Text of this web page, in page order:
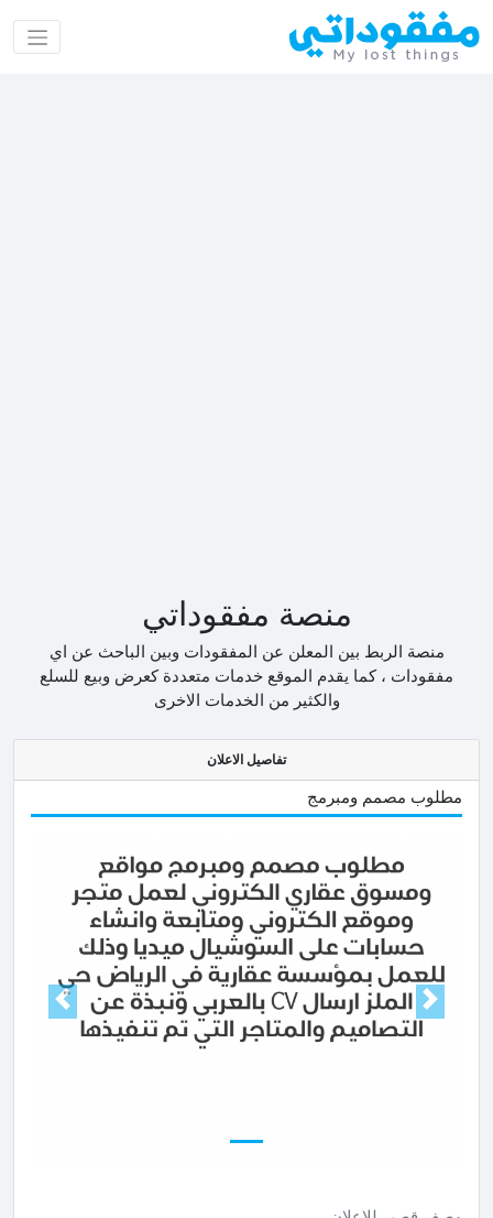
منصة مفقوداتي
منصة الربط بين المعلن عن المفقودات وبين الباحث عن اي
مفقودات ، كما يقدم الموقع خدمات متعددة كعرض وبيع للسلع
والكثير من الخدمات الاخرى
تفاصيل الاعلان
مطلوب مصمم ومبرمج
Next Prev